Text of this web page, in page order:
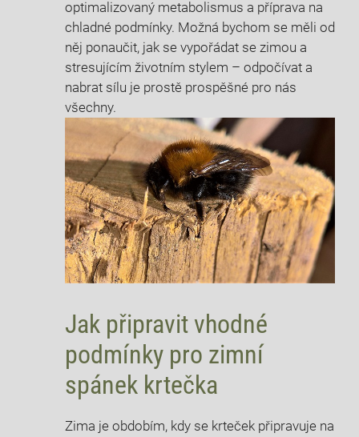
optimalizovaný metabolismus a příprava na
chladné podmínky. Možná bychom se měli od
něj ponaučit, jak se vypořádat se zimou a
stresujícím životním stylem – odpočívat a
nabrat sílu je prostě prospěšné pro nás
všechny.
Jak připravit vhodné
podmínky pro zimní
spánek krtečka
Zima je obdobím, kdy se krteček připravuje na